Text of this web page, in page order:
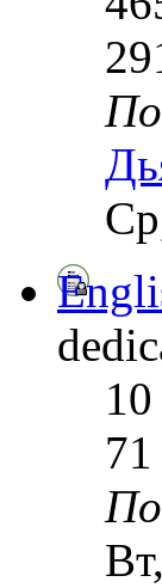
10
71